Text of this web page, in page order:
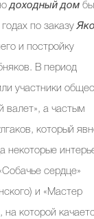
доходный дом
по заказу
и постройку
В период
участники
валет», а частым
который
некоторые
сердце»
и «Мастер
которой